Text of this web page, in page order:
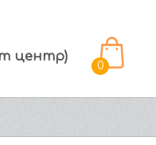
центр)
0